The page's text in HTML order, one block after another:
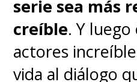
serie sea más
creíble. Y
actores
vida al diálogo